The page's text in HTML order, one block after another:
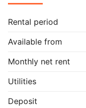
Rental period
Available from
Monthly net rent
Utilities
Deposit